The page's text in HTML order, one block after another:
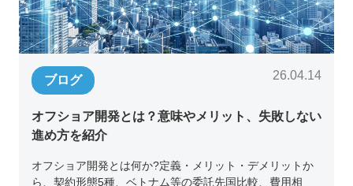
ブログ 26.04.14
オフショア開発とは？意味やメリット、失敗しない
進め方を紹介
オフショア開発とは何か?定義・メリット・デメリットか
ら、契約形態5種、ベトナム等の委託先国比較、費用相